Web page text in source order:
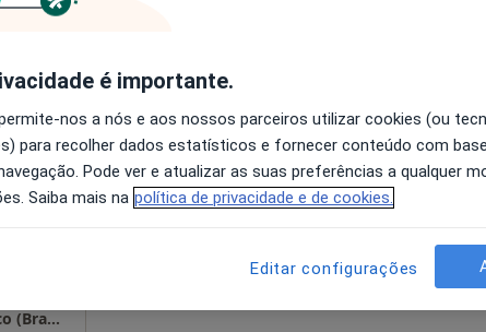
50 €
Dr. Ricardo Pereira Campos - Psicólogo Clínico (Braga)
Hoje
7 Ago
Amanhã
8 Ago
Dom,
9 Ago 10 Ago
disponível
é importante.
nos a nós e aos nossos parceiros utilizar cookies (ou
para recolher dados estatísticos e fornecer conteúdo com
Pode ver e atualizar as suas preferências a qualquer
Saiba mais na política de privacidade e de cookies.
Editar configurações